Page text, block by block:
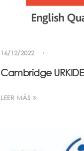
16/12/2022
Cambridge URKIDE
LEER MÁS